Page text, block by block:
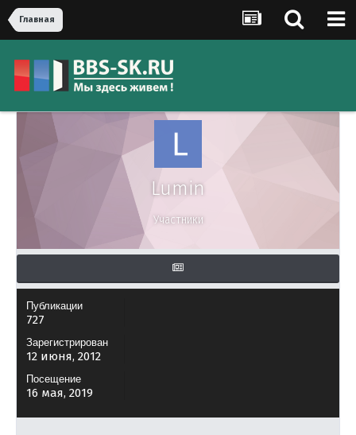
Главная
Lumin
Участники
Публикации
727
Зарегистрирован
12 июня, 2012
Посещение
16 мая, 2019